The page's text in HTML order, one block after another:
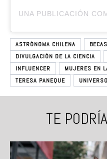
ASTRÓNOMA CHILENA BECAS
DIVULGACIÓN DE LA CIENCIA
INFLUENCER
MUJERES EN
TERESA PANEQUE
UNIVERSO
TE